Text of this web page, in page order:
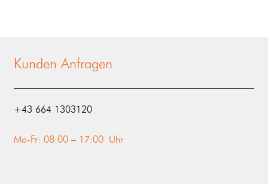
Kunden Anfragen
‭+43 664 1303120‬
Mo-Fr: 08:00 – 17:00 Uhr